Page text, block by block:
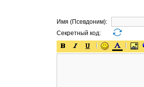
Имя (Псевдоним):
Секретный код: